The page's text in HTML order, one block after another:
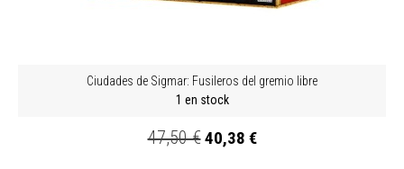
Ciudades de Sigmar: Fusileros del gremio libre
1 en stock
47,50 €40,38 €